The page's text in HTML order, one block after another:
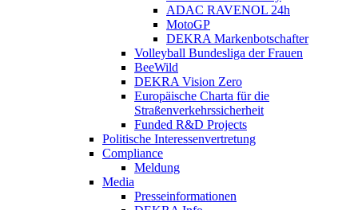
ADAC RAVENOL 24h
MotoGP
DEKRA Markenbotschafter
Volleyball Bundesliga der Frauen
BeeWild
DEKRA Vision Zero
Europäische Charta für die
Straßenverkehrssicherheit
Funded R&D Projects
Politische Interessenvertretung
Compliance
Meldung
Media
Presseinformationen